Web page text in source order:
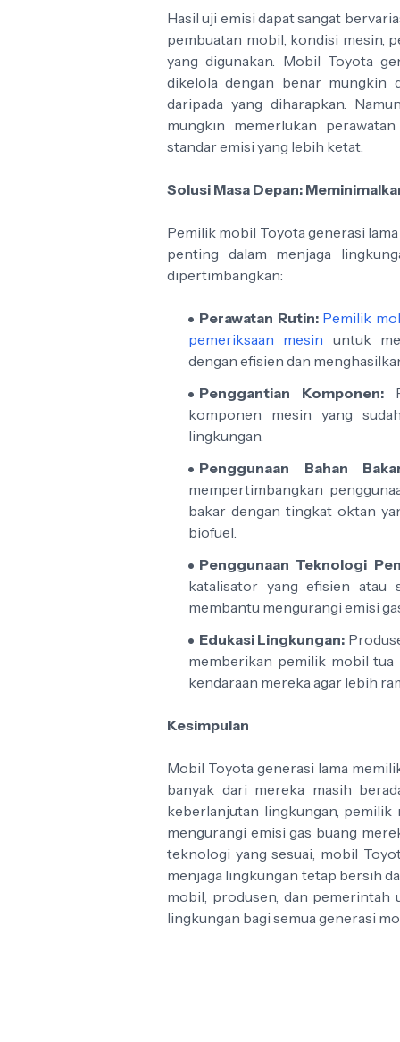
Hasil uji emisi dapat sangat
pembuatan mobil, kondisi mesin,
yang digunakan. Mobil Toyota
dikelola dengan benar mungkin
daripada yang diharapkan.
mungkin memerlukan
standar emisi yang lebih ketat.
Solusi Masa Depan:
Pemilik mobil Toyota generasi
penting dalam menjaga
dipertimbangkan:
Perawatan Rutin: Pemilik
pemeriksaan mesin untuk
dengan efisien dan
Penggantian Komponen:
komponen mesin yang
lingkungan.
Penggunaan Bahan
mempertimbangkan
bakar dengan tingkat oktan
biofuel.
Penggunaan Teknologi
katalisator yang efisien atau
membantu mengurangi emisi
Edukasi Lingkungan:
memberikan pemilik mobil tua
kendaraan mereka agar lebih
Kesimpulan
Mobil Toyota generasi lama
banyak dari mereka masih
keberlanjutan lingkungan,
mengurangi emisi gas buang
teknologi yang sesuai, mobil
menjaga lingkungan tetap bersih
mobil, produsen, dan pemerintah
lingkungan bagi semua generasi